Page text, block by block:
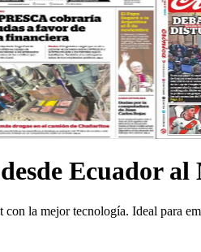
Ecuador al
la mejor tecnología. Ideal para